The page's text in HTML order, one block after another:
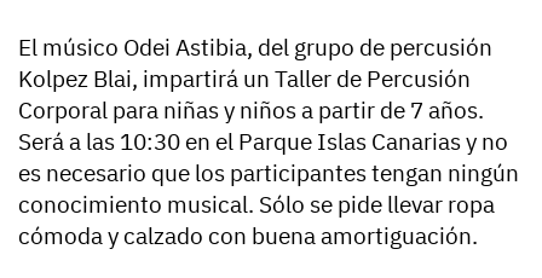
El músico Odei Astibia, del grupo de percusión
Kolpez Blai, impartirá un Taller de Percusión
Corporal para niñas y niños a partir de 7 años.
Será a las 10:30 en el Parque Islas Canarias y no
es necesario que los participantes tengan ningún
conocimiento musical. Sólo se pide llevar ropa
cómoda y calzado con buena amortiguación.